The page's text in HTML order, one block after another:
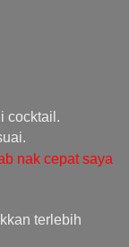
cocktail.
nak cepat saya
terlebih